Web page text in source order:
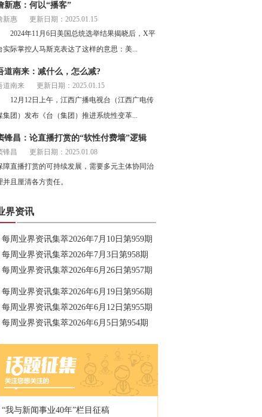
新惠：何以“播客”
新惠
更新日期：2025.01.15
2024年11月6日美国总统选举结果揭晓后，X平
实际掌控人马斯克表达了这样的意思：美...
道南来：减什么，怎么减?
道南来
更新日期：2025.01.15
12月12日上午，江西广播电视台（江西广电传
集团）发布《台（集团）推进系统性变革...
锋昌：论直播打赏的“软性付费墙”逻辑
锋昌
更新日期：2025.01.08
障直播打赏的可持续发展，需要多元主体协同治
并且厘清各方责任。
界资讯
每周业界资讯集萃2026年7月10日第959期
每周业界资讯集萃2026年7月3日第958期
每周业界资讯集萃2026年6月26日第957期
每周业界资讯集萃2026年6月19日第956期
每周业界资讯集萃2026年6月12日第955期
每周业界资讯集萃2026年6月5日第954期
“我与新闻事业40年”栏目征稿